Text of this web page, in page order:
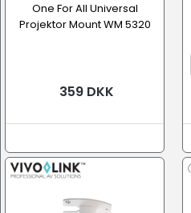
One For All Universal
Projektor Mount WM 5320
359 DKK